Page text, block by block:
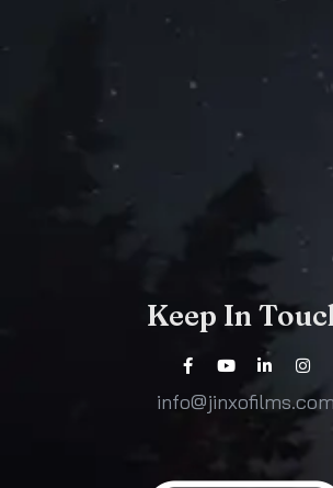
Keep In
info@jinxofilms.com